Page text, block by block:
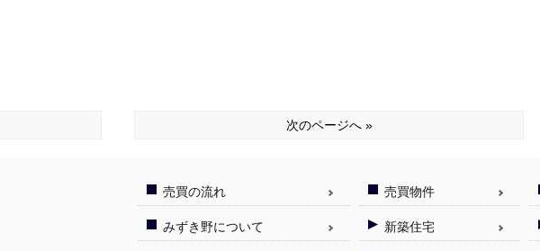
次のページへ »
売買の流れ
みずき野について
売買物件
新築住宅